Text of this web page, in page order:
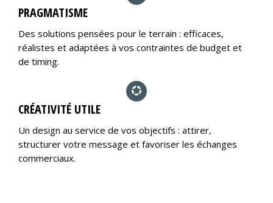
PRAGMATISME
Des solutions pensées pour le terrain : efficaces,
réalistes et adaptées à vos contraintes de budget et
de timing.
CRÉATIVITÉ UTILE
Un design au service de vos objectifs : attirer,
structurer votre message et favoriser les échanges
commerciaux.